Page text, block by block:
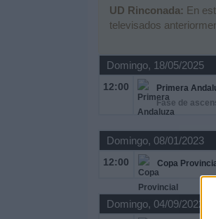
UD Rinconada: En
televisados
Domingo, 18/05/2025
12:00
Primera
Fase de
Domingo, 08/01/2023
12:00 Copa
Domingo, 04/09/2022